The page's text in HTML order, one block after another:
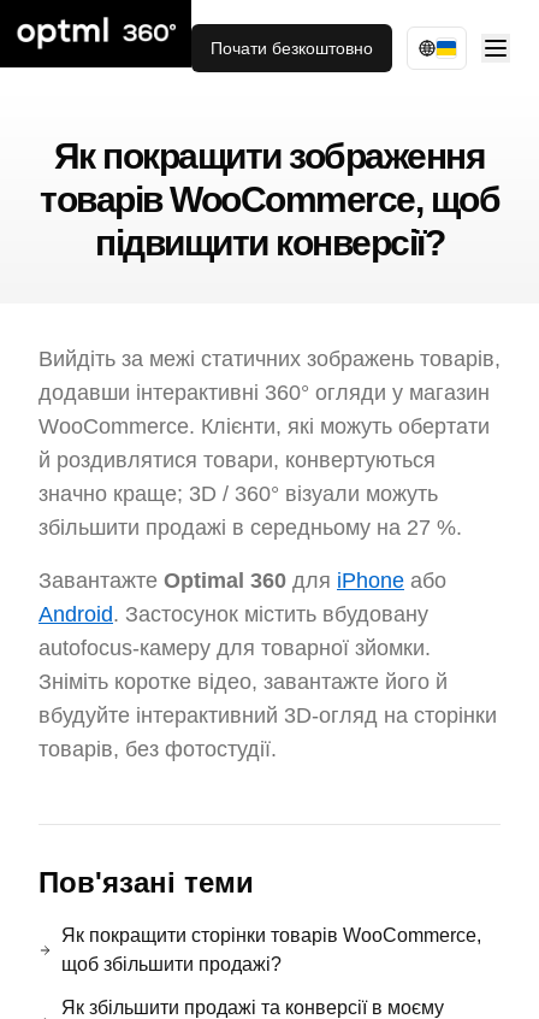
Почати безкоштовно
Як покращити зображення
товарів WooCommerce, щоб
підвищити конверсії?
Вийдіть за межі статичних зображень товарів,
додавши інтерактивні 360° огляди у магазин
WooCommerce. Клієнти, які можуть обертати
й роздивлятися товари, конвертуються
значно краще; 3D / 360° візуали можуть
збільшити продажі в середньому на 27 %.
Завантажте Optimal 360 для iPhone або
Android. Застосунок містить вбудовану
autofocus-камеру для товарної зйомки.
Зніміть коротке відео, завантажте його й
вбудуйте інтерактивний 3D-огляд на сторінки
товарів, без фотостудії.
Пов'язані теми
Як покращити сторінки товарів WooCommerce,
щоб збільшити продажі?
Як збільшити продажі та конверсії в моєму